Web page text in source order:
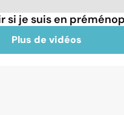
si je suis en
Plus de vidéos